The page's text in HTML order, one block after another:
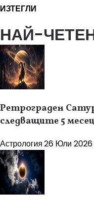
ИЗТЕГЛИ
НАЙ-
Ретрограден
следващите 5
Астрология26 Юли 2026